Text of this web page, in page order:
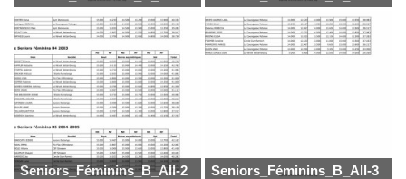
Seniors_Féminins_B_All-2 Seniors_Féminins_B_All-3